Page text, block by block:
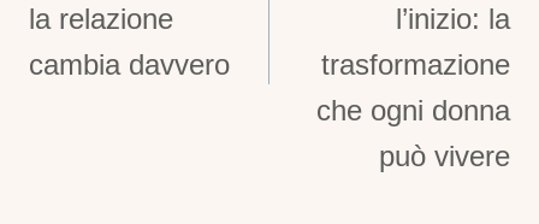
la relazione
cambia davvero
l’inizio: la
trasformazione
che ogni donna
può vivere